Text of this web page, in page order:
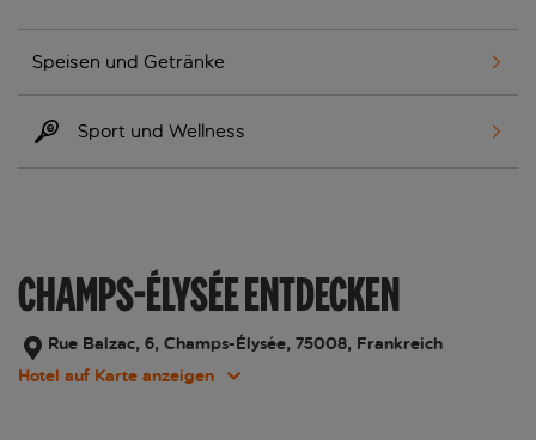
Speisen und Getränke
Sport und Wellness
CHAMPS-ÉLYSÉE ENTDECKEN
Rue Balzac, 6, Champs-Élysée, 75008, Frankreich
Hotel auf Karte anzeigen